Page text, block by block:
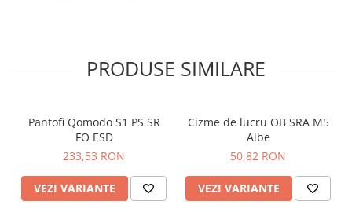
Metal free – fara elemente metalice
PRODUSE SIMILARE
Pantofi Qomodo S1 PS SR
FO ESD
233,53 RON
VEZI VARIANTE
Cizme de lucru OB SRA M5
Albe
50,82 RON
VEZI VARIANTE